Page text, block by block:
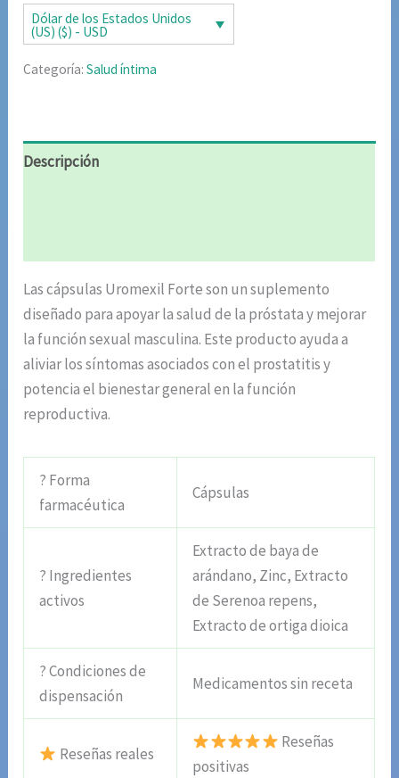
era:
$85.02.
es:
$42.51.
Dólar de los Estados Unidos
(US) ($) - USD
Categoría:Salud íntima
Descripción
Las cápsulas Uromexil Forte son un suplemento
diseñado para apoyar la salud de la próstata y mejorar
la función sexual masculina. Este producto ayuda a
aliviar los síntomas asociados con el prostatitis y
potencia el bienestar general en la función
reproductiva.
? Forma
farmacéutica
Cápsulas
? Ingredientes
activos
Extracto de baya de
arándano, Zinc, Extracto
de Serenoa repens,
Extracto de ortiga dioica
? Condiciones de
dispensación
Medicamentos sin receta
Reseñas reales
Reseñas
positivas